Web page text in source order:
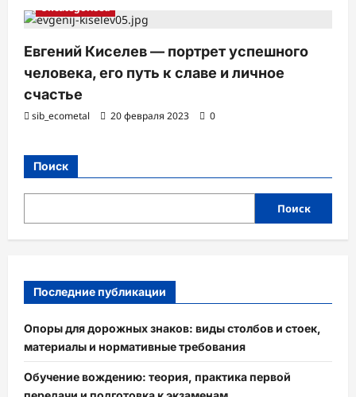
Uncategorised
Евгений Киселев — портрет успешного
человека, его путь к славе и личное
счастье
sib_ecometal 20 февраля 2023 0
Поиск
Поиск
Последние публикации
Опоры для дорожных знаков: виды столбов и стоек,
материалы и нормативные требования
Обучение вождению: теория, практика первой